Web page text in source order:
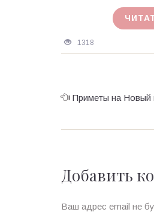
1318
Приметы на Новый
Добавить
Ваш адрес email не